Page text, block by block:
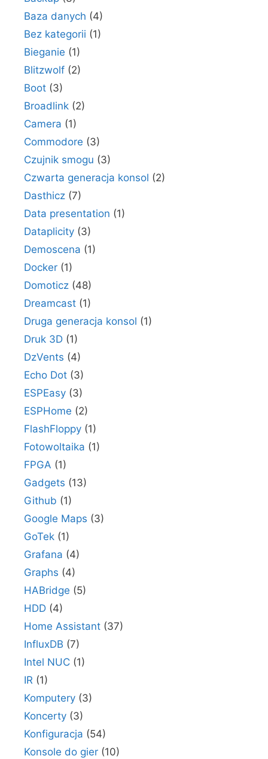
Baza danych (4)
Bez kategorii (1)
Bieganie (1)
Blitzwolf (2)
Boot (3)
Broadlink (2)
Camera (1)
Commodore (3)
Czujnik smogu (3)
Czwarta generacja konsol (2)
Dasthicz (7)
Data presentation (1)
Dataplicity (3)
Demoscena (1)
Docker (1)
Domoticz (48)
Dreamcast (1)
Druga generacja konsol (1)
Druk 3D (1)
DzVents (4)
Echo Dot (3)
ESPEasy (3)
ESPHome (2)
FlashFloppy (1)
Fotowoltaika (1)
FPGA (1)
Gadgets (13)
Github (1)
Google Maps (3)
GoTek (1)
Grafana (4)
Graphs (4)
HABridge (5)
HDD (4)
Home Assistant (37)
InfluxDB (7)
Intel NUC (1)
IR (1)
Komputery (3)
Koncerty (3)
Konfiguracja (54)
Konsole do gier (10)